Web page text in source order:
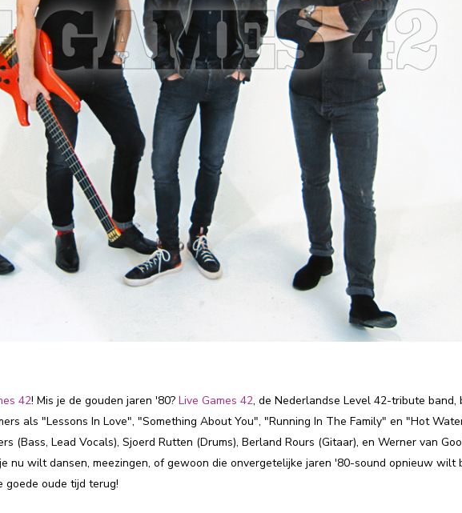
42! Mis je de gouden jaren '80? Live Games 42, de Nederlandse Level 42-tribute
als "Lessons In Love", "Something About You", "Running In The Family" en "Hot
(Bass, Lead Vocals), Sjoerd Rutten (Drums), Berland Rours (Gitaar), en Werner van
nu wilt dansen, meezingen, of gewoon die onvergetelijke jaren '80-sound opnieuw wilt
goede oude tijd terug!